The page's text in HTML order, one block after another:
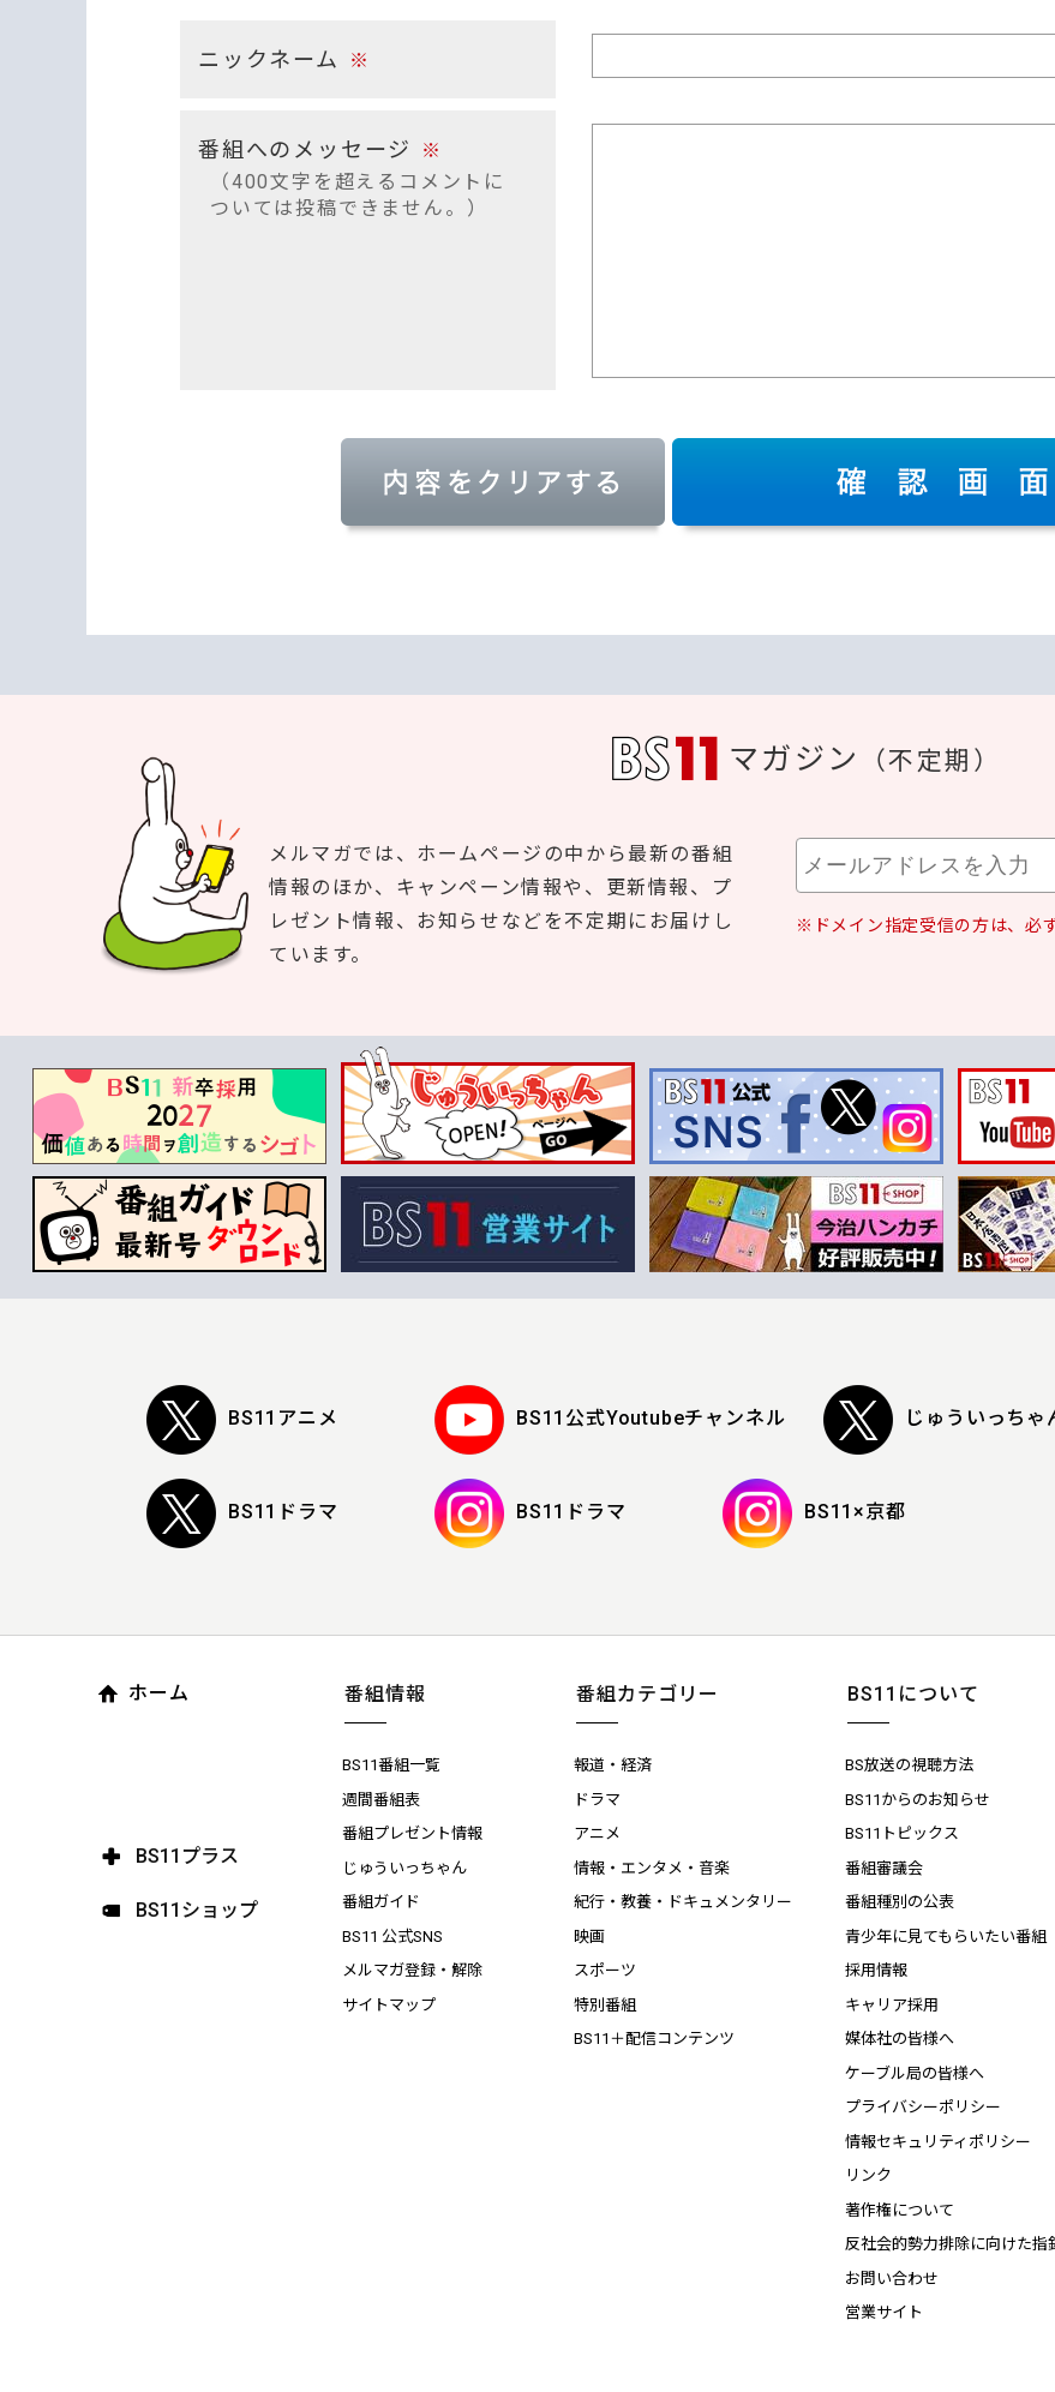
ニックネーム ※
番組へのメッセージ
※
（400文字を超えるコメントに
ついては投稿できません。）
マガジン （不定期）
メルマガでは、ホームページの中から最新の番組
情報のほか、キャンペーン情報や、更新情報、プ
レゼント情報、お知らせなどを不定期にお届けし
ています。
※ドメイン指定受信の方は、必
BS11アニメ BS11公式Youtubeチャンネル じゅういっちゃ
BS11ドラマ BS11ドラマ BS11×京都
ホーム
BS11プラス
BS11ショップ
番組情報
BS11番組一覧
週間番組表
番組プレゼント情報
じゅういっちゃん
番組ガイド
BS11 公式SNS
メルマガ登録・解除
サイトマップ
番組カテゴリー
報道・経済
ドラマ
アニメ
情報・エンタメ・音楽
紀行・教養・ドキュメンタリー
映画
スポーツ
特別番組
BS11＋配信コンテンツ
BS11について
BS放送の視聴方法
BS11からのお知らせ
BS11トピックス
番組審議会
番組種別の公表
青少年に見てもらいたい番組
採用情報
キャリア採用
媒体社の皆様へ
ケーブル局の皆様へ
プライバシーポリシー
情報セキュリティポリシー
リンク
著作権について
反社会的勢力排除に向けた指
お問い合わせ
営業サイト